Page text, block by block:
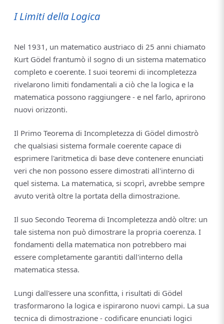
I Limiti della Logica
Nel 1931, un matematico austriaco di 25 anni chiamato
Kurt Gödel frantumò il sogno di un sistema matematico
completo e coerente. I suoi teoremi di incompletezza
rivelarono limiti fondamentali a ciò che la logica e la
matematica possono raggiungere - e nel farlo, aprirono
nuovi orizzonti.
Il Primo Teorema di Incompletezza di Gödel dimostrò
che qualsiasi sistema formale coerente capace di
esprimere l'aritmetica di base deve contenere enunciati
veri che non possono essere dimostrati all'interno di
quel sistema. La matematica, si scoprì, avrebbe sempre
avuto verità oltre la portata della dimostrazione.
Il suo Secondo Teorema di Incompletezza andò oltre: un
tale sistema non può dimostrare la propria coerenza. I
fondamenti della matematica non potrebbero mai
essere completamente garantiti dall'interno della
matematica stessa.
Lungi dall'essere una sconfitta, i risultati di Gödel
trasformarono la logica e ispirarono nuovi campi. La sua
tecnica di dimostrazione - codificare enunciati logici